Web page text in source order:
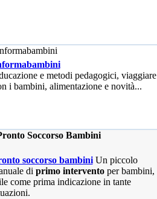
e metodi pedagogici, viaggiare
i bambini, alimentazione e novità...
soccorso bambiniUn piccolo
di primo interventoper bambini,
come prima indicazione in tante